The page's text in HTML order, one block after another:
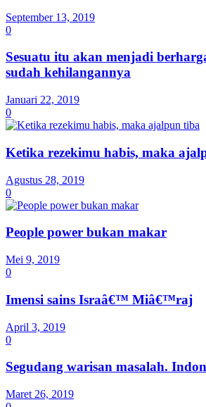
September 13, 2019
0
Sesuatu itu akan menjadi
sudah kehilangannya
Januari 22, 2019
0
Ketika rezekimu habis, maka
Agustus 28, 2019
0
People power bukan makar
Mei 9, 2019
0
Imensi sains Israâ€™ Miâ€™raj
April 3, 2019
0
Segudang warisan masalah.
Maret 26, 2019